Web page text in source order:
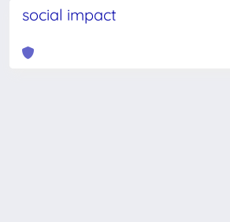
social impact